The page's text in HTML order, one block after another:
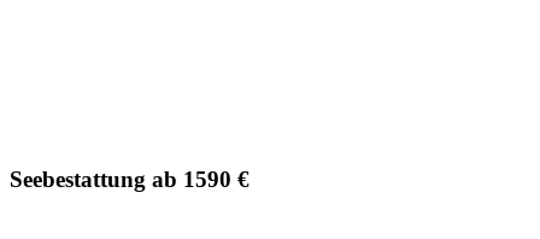
Seebestattung ab 1590 €